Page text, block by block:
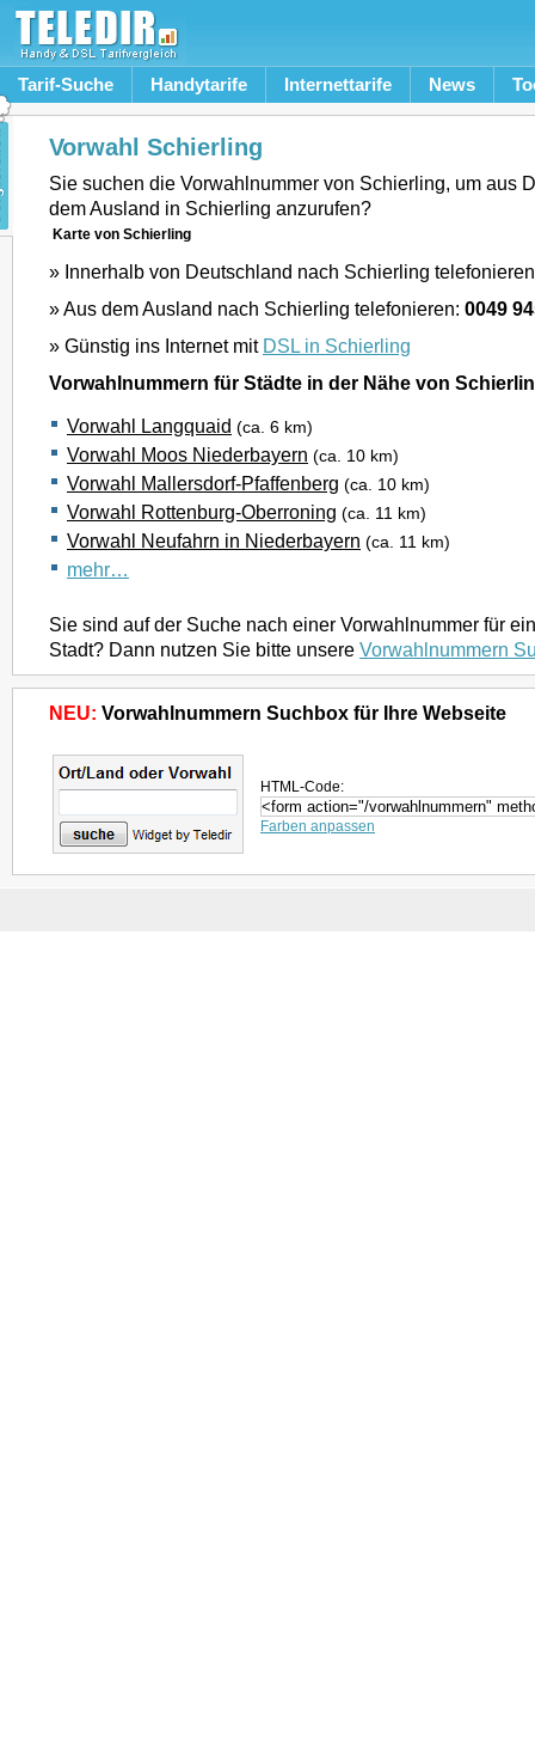
Tarif-Suche Handytarife Internettarife News
Vorwahl Schierling
Sie suchen die Vorwahlnummer von Schierling, um aus
dem Ausland in Schierling anzurufen?
Karte von Schierling
» Innerhalb von Deutschland nach Schierling
» Aus dem Ausland nach Schierling telefonieren: 0049
» Günstig ins Internet mit DSL in Schierling
Vorwahlnummern für Städte in der Nähe von
Vorwahl Langquaid (ca. 6 km)
Vorwahl Moos Niederbayern (ca. 10 km)
Vorwahl Mallersdorf-Pfaffenberg (ca. 10 km)
Vorwahl Rottenburg-Oberroning (ca. 11 km)
Vorwahl Neufahrn in Niederbayern (ca. 11 km)
mehr…
Sie sind auf der Suche nach einer Vorwahlnummer für
Stadt? Dann nutzen Sie bitte unsere Vorwahlnummern
NEU: Vorwahlnummern Suchbox für Ihre Webseite
HTML-Code:
Farben anpassen